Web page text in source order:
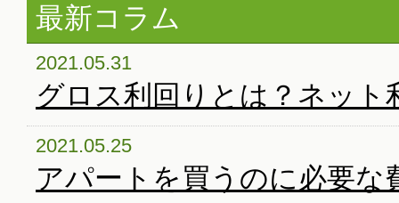
最新コラム
2021.05.31
グロス利回りとは？ネット
2021.05.25
アパートを買うのに必要な